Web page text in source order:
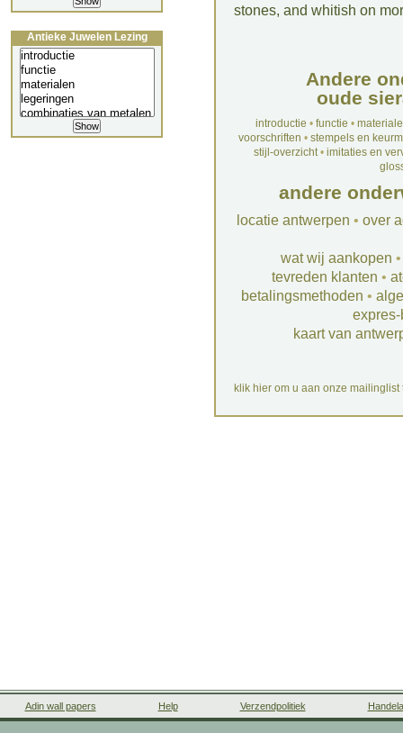
stones, and whitish on
Andere
oude
introductie • functie •
voorschriften • stempels en
stijl-overzicht• imitaties en
andere
locatie antwerpen • over
wat wij aankopen
tevreden klanten •
betalingsmethoden •
kaart van
klik hier om u aan onze mailinglist
Antieke Juwelen Lezing
Adin wall papers Help Verzendpolitiek